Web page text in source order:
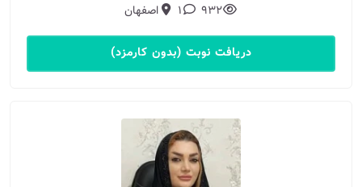
932
1 اصفهان
دریافت نوبت (بدون کارمزد)